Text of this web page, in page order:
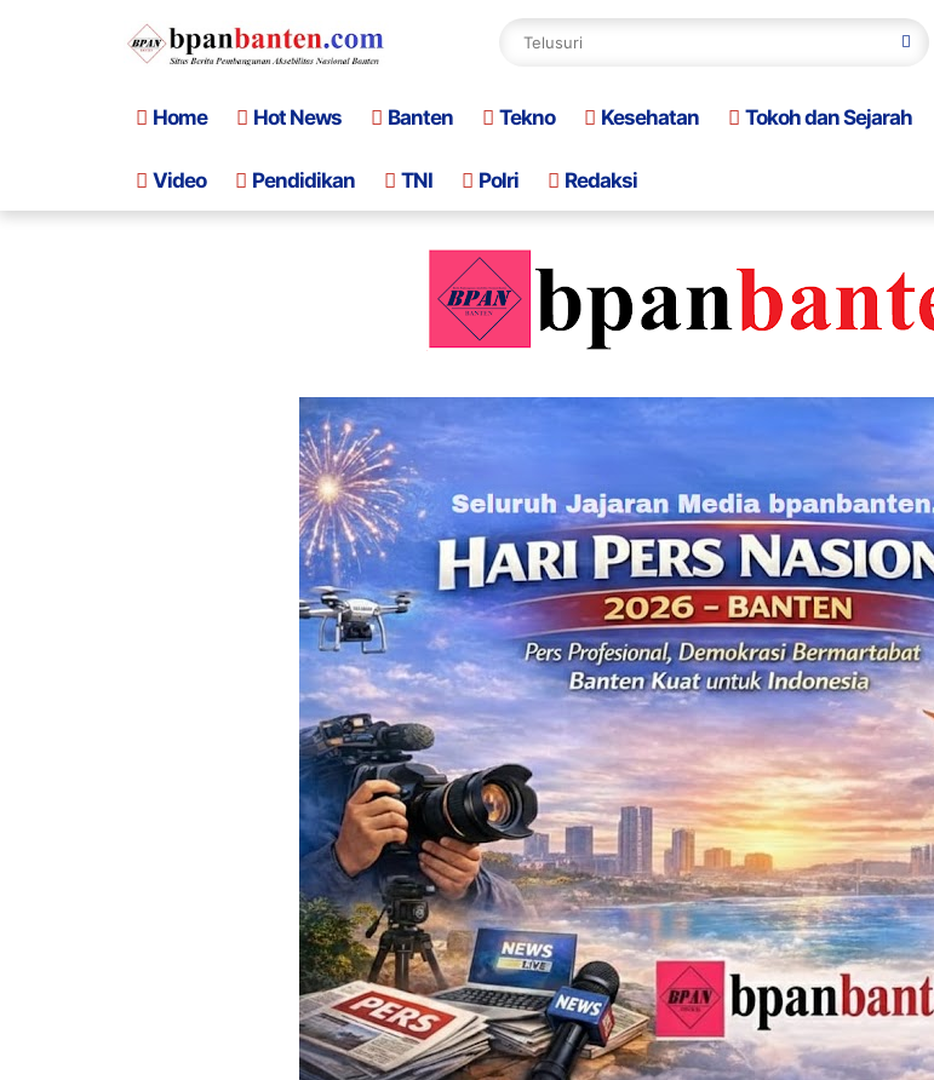
Home Hot News Banten Tekno Kesehatan Tokoh dan Sejarah
Video Pendidikan TNI Polri Redaksi